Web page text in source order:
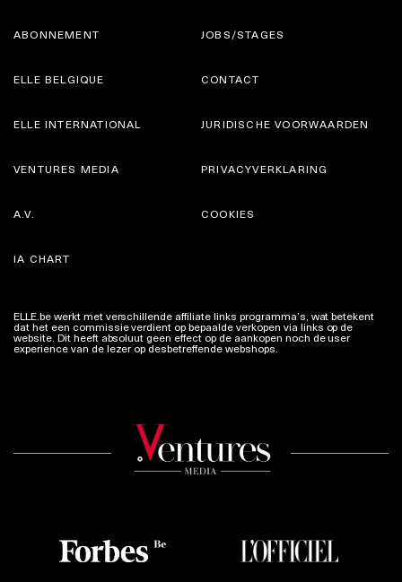
ABONNEMENT
ELLE BELGIQUE
JOBS/STAGES
CONTACT
ELLE INTERNATIONAL
VENTURES MEDIA
JURIDISCHE VOORWAARDEN
PRIVACYVERKLARING
A.V.
IA CHART
COOKIES
ELLE.be werkt met verschillende affiliate links programma’s, wat betekent
dat het een commissie verdient op bepaalde verkopen via links op de
website. Dit heeft absoluut geen effect op de aankopen noch de user
experience van de lezer op desbetreffende webshops.